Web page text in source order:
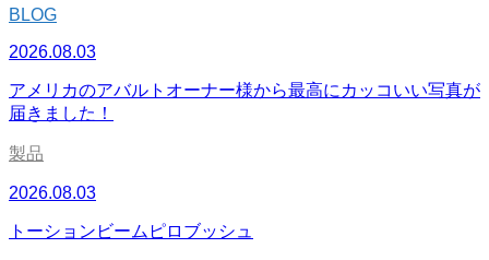
BLOG
2026.08.03
アメリカのアバルトオーナー様から最高にカッコいい写真が
届きました！
製品
2026.08.03
トーションビームピロブッシュ